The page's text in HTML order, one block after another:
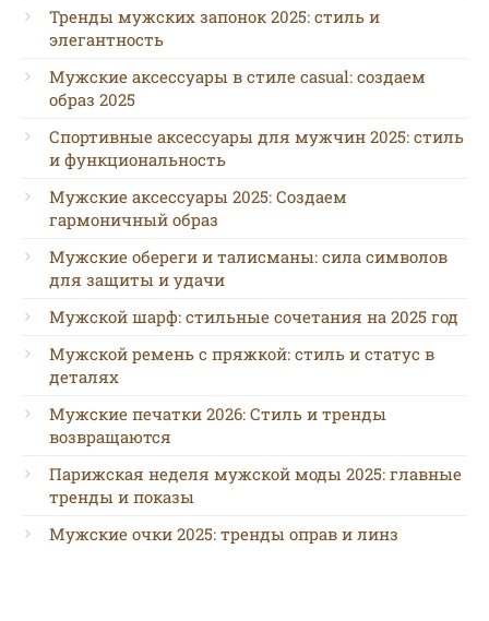
Тренды мужских запонок 2025: стиль и
элегантность
Мужские аксессуары в стиле casual: создаем
образ 2025
Спортивные аксессуары для мужчин 2025: стиль
и функциональность
Мужские аксессуары 2025: Создаем
гармоничный образ
Мужские обереги и талисманы: сила символов
для защиты и удачи
Мужской шарф: стильные сочетания на 2025 год
Мужской ремень с пряжкой: стиль и статус в
деталях
Мужские печатки 2026: Стиль и тренды
возвращаются
Парижская неделя мужской моды 2025: главные
тренды и показы
Мужские очки 2025: тренды оправ и линз